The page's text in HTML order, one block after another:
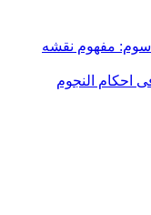
مفهوم نقشه
احکام النجوم